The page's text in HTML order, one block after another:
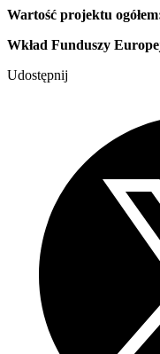
Wartość projektu
Wkład Funduszy
Udostępnij